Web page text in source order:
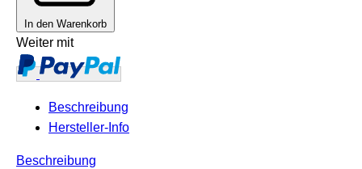
In den Warenkorb
Weiter mit
Beschreibung
Hersteller-Info
Beschreibung